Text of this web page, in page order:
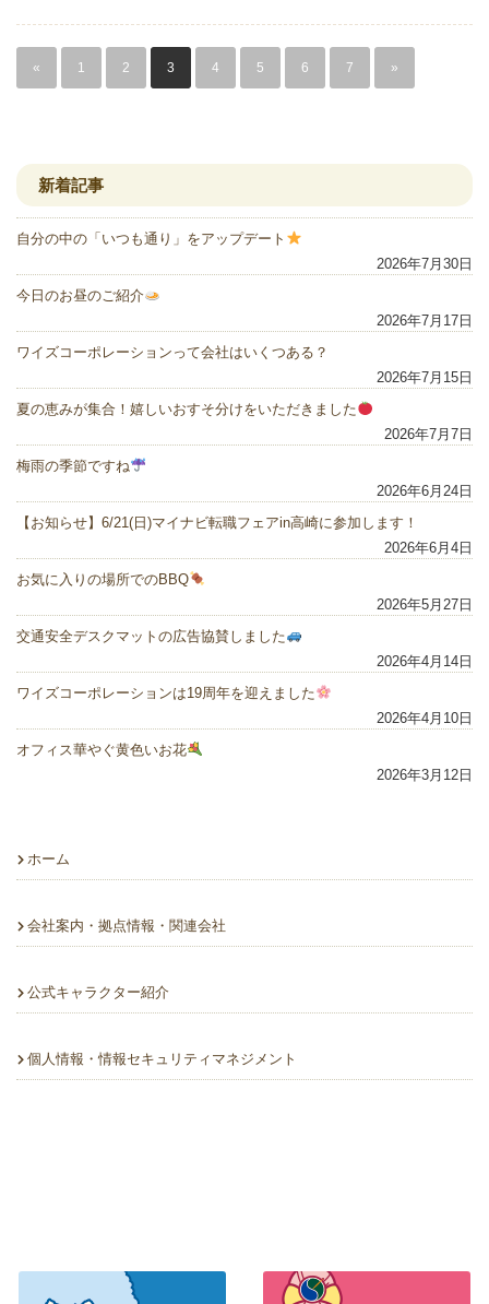
« 1 2 3 4 5 6 7 »
新着記事
自分の中の「いつも通り」をアップデート
2026年7月30日
今日のお昼のご紹介
2026年7月17日
ワイズコーポレーションって会社はいくつある？
2026年7月15日
夏の恵みが集合！嬉しいおすそ分けをいただきました
2026年7月7日
梅雨の季節ですね
2026年6月24日
【お知らせ】6/21(日)マイナビ転職フェアin高崎に参加します！
2026年6月4日
お気に入りの場所でのBBQ
2026年5月27日
交通安全デスクマットの広告協賛しました
2026年4月14日
ワイズコーポレーションは19周年を迎えました
2026年4月10日
オフィス華やぐ黄色いお花
2026年3月12日
ホーム
会社案内・拠点情報・関連会社
公式キャラクター紹介
個人情報・情報セキュリティマネジメント